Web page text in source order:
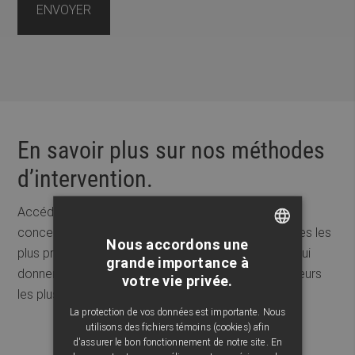
En savoir plus sur nos méthodes
d’intervention.
Accédez à une foule de renseignements pratiques
concernant nos méthodes d’intervention, les insectes les
plus problématiques ainsi que des capsules vidéo qui
donnent plusieurs conseils sur les insectes ou rongeurs
les plus problématiques du Québec.
FRENCH
Nous accordons une
grande importance à
votre vie privée.
La protection de vos données est importante. Nous
utilisons des fichiers témoins (cookies) afin
d'assurer le bon fonctionnement de notre site. En